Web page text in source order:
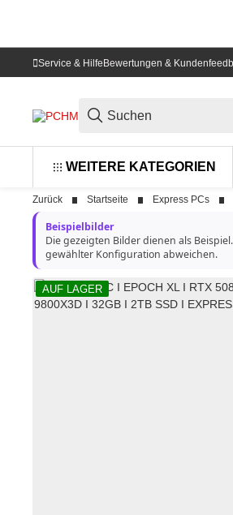
Service & HilfeBewertungen &
WEITERE KATEGORIEN
Zurück Startseite Express PCs
Beispielbilder
Die gezeigten Bilder dienen als
gewählter Konfiguration abweichen.
AUF LAGER